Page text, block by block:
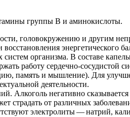
группы В и аминокислоты.
головокружению и другим
энергетического
организма. В составе
работу сердечно-сосудистой
память и мышление). Для
деятельности.
Алкоголь негативно
страдать от различных
электролиты — натрий,